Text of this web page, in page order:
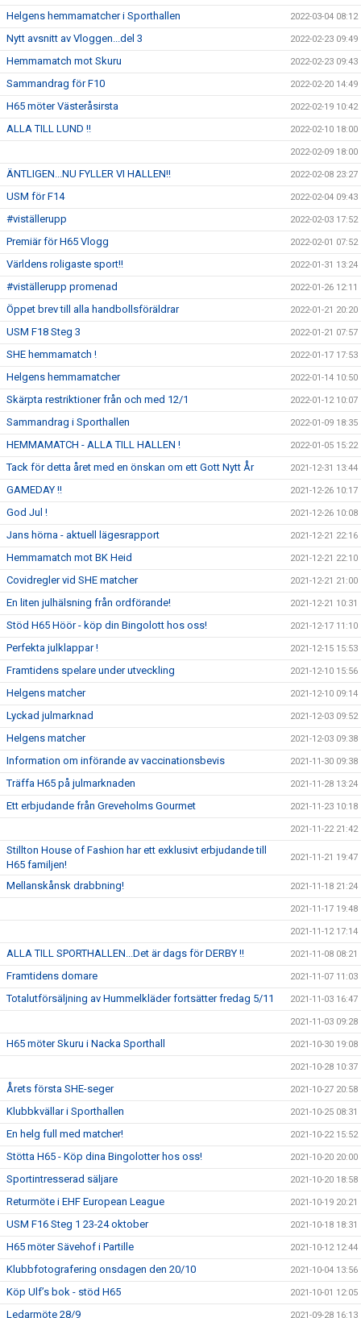
Helgens hemmamatcher i Sporthallen 2022-03-04 08:12
Nytt avsnitt av Vloggen...del 3 2022-02-23 09:49
Hemmamatch mot Skuru 2022-02-23 09:43
Sammandrag för F10 2022-02-20 14:49
H65 möter Västeråsirsta 2022-02-19 10:42
ALLA TILL LUND !! 2022-02-10 18:00
2022-02-09 18:00
ÄNTLIGEN...NU FYLLER VI HALLEN!! 2022-02-08 23:27
USM för F14 2022-02-04 09:43
#viställerupp 2022-02-03 17:52
Premiär för H65 Vlogg 2022-02-01 07:52
Världens roligaste sport!! 2022-01-31 13:24
#viställerupp promenad 2022-01-26 12:11
Öppet brev till alla handbollsföräldrar 2022-01-21 20:20
USM F18 Steg 3 2022-01-21 07:57
SHE hemmamatch ! 2022-01-17 17:53
Helgens hemmamatcher 2022-01-14 10:50
Skärpta restriktioner från och med 12/1 2022-01-12 10:07
Sammandrag i Sporthallen 2022-01-09 18:35
HEMMAMATCH - ALLA TILL HALLEN ! 2022-01-05 15:22
Tack för detta året med en önskan om ett Gott Nytt År 2021-12-31 13:44
GAMEDAY !! 2021-12-26 10:17
God Jul ! 2021-12-26 10:08
Jans hörna - aktuell lägesrapport 2021-12-21 22:16
Hemmamatch mot BK Heid 2021-12-21 22:10
Covidregler vid SHE matcher 2021-12-21 21:00
En liten julhälsning från ordförande! 2021-12-21 10:31
Stöd H65 Höör - köp din Bingolott hos oss! 2021-12-17 11:10
Perfekta julklappar ! 2021-12-15 15:53
Framtidens spelare under utveckling 2021-12-10 15:56
Helgens matcher 2021-12-10 09:14
Lyckad julmarknad 2021-12-03 09:52
Helgens matcher 2021-12-03 09:38
Information om införande av vaccinationsbevis 2021-11-30 09:38
Träffa H65 på julmarknaden 2021-11-28 13:24
Ett erbjudande från Greveholms Gourmet 2021-11-23 10:18
2021-11-22 21:42
Stillton House of Fashion har ett exklusivt erbjudande till
H65 familjen!
2021-11-21 19:47
Mellanskånsk drabbning! 2021-11-18 21:24
2021-11-17 19:48
2021-11-12 17:14
ALLA TILL SPORTHALLEN...Det är dags för DERBY !! 2021-11-08 08:21
Framtidens domare 2021-11-07 11:03
Totalutförsäljning av Hummelkläder fortsätter fredag 5/11 2021-11-03 16:47
2021-11-03 09:28
H65 möter Skuru i Nacka Sporthall 2021-10-30 19:08
2021-10-28 10:37
Årets första SHE-seger 2021-10-27 20:58
Klubbkvällar i Sporthallen 2021-10-25 08:31
En helg full med matcher! 2021-10-22 15:52
Stötta H65 - Köp dina Bingolotter hos oss! 2021-10-20 20:00
Sportintresserad säljare 2021-10-20 18:58
Returmöte i EHF European League 2021-10-19 20:21
USM F16 Steg 1 23-24 oktober 2021-10-18 18:31
H65 möter Sävehof i Partille 2021-10-12 12:44
Klubbfotografering onsdagen den 20/10 2021-10-04 13:56
Köp Ulf’s bok - stöd H65 2021-10-01 12:05
Ledarmöte 28/9 2021-09-28 16:13